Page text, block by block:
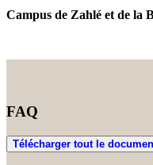
Campus de Zahlé et de la
FAQ
Télécharger tout le